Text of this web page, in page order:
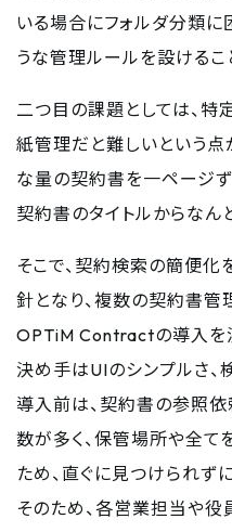
いる場合にフォルダ分類に
うな管理ルールを設けるこ
二つ目の課題としては、特
紙管理だと難しいという点
な量の契約書を一ページ
契約書のタイトルからなん
そこで、契約検索の簡便
針となり、複数の契約書管
OPTiM Contractの導入を
決め手はUIのシンプルさ、
導入前は、契約書の参照
数が多く、保管場所や全
ため、直ぐに見つけられず
そのため、各営業担当や